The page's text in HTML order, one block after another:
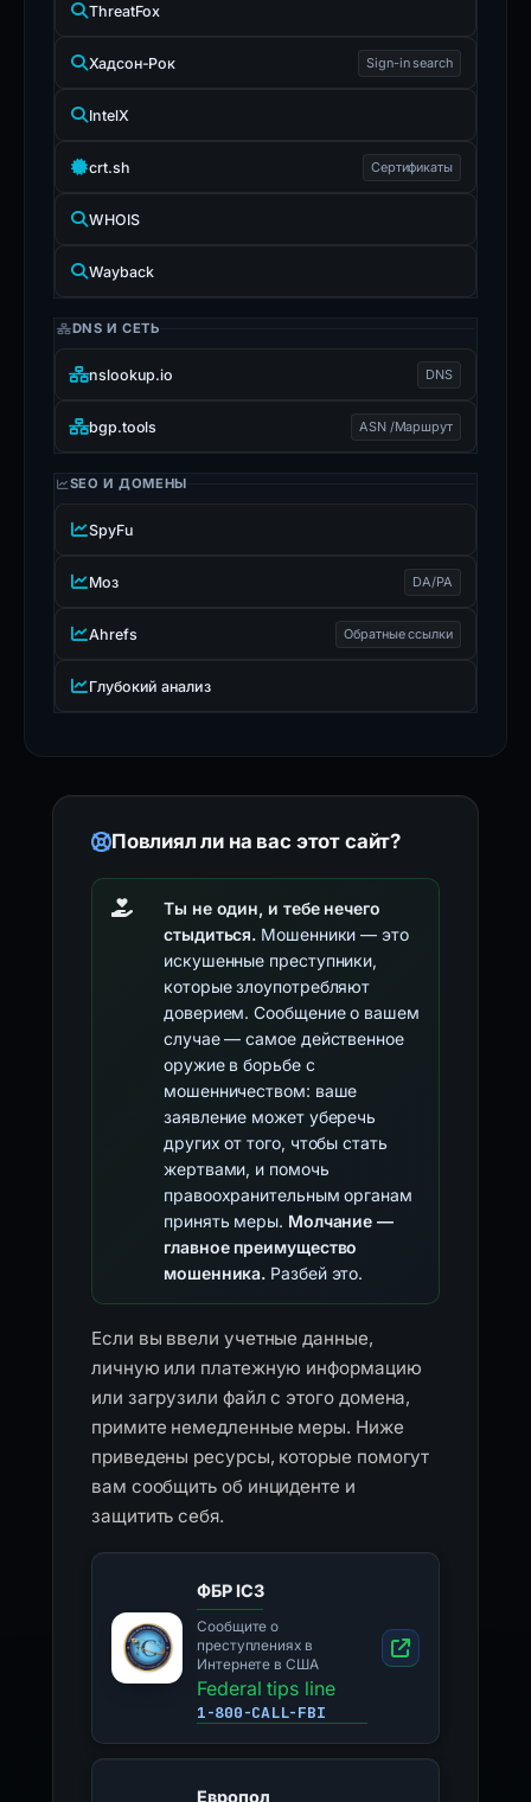
ThreatFox
Хадсон-Рок Sign-in search
IntelX
crt.sh Сертификаты
WHOIS
Wayback
DNS И СЕТЬ
nslookup.io DNS
bgp.tools ASN /Маршрут
SEO И ДОМЕНЫ
SpyFu
Моз DA/PA
Ahrefs Обратные ссылки
Глубокий анализ
Повлиял ли на вас этот сайт?
Ты не один, и тебе нечего
стыдиться. Мошенники — это
искушенные преступники,
которые злоупотребляют
доверием. Сообщение о вашем
случае — самое действенное
оружие в борьбе с
мошенничеством: ваше
заявление может уберечь
других от того, чтобы стать
жертвами, и помочь
правоохранительным органам
принять меры. Молчание —
главное преимущество
мошенника. Разбей это.
Если вы ввели учетные данные,
личную или платежную информацию
или загрузили файл с этого домена,
примите немедленные меры. Ниже
приведены ресурсы, которые помогут
вам сообщить об инциденте и
защитить себя.
ФБР IC3
Сообщите о
преступлениях в
Интернете в США
Federal tips line
1-800-CALL-FBI
Европол